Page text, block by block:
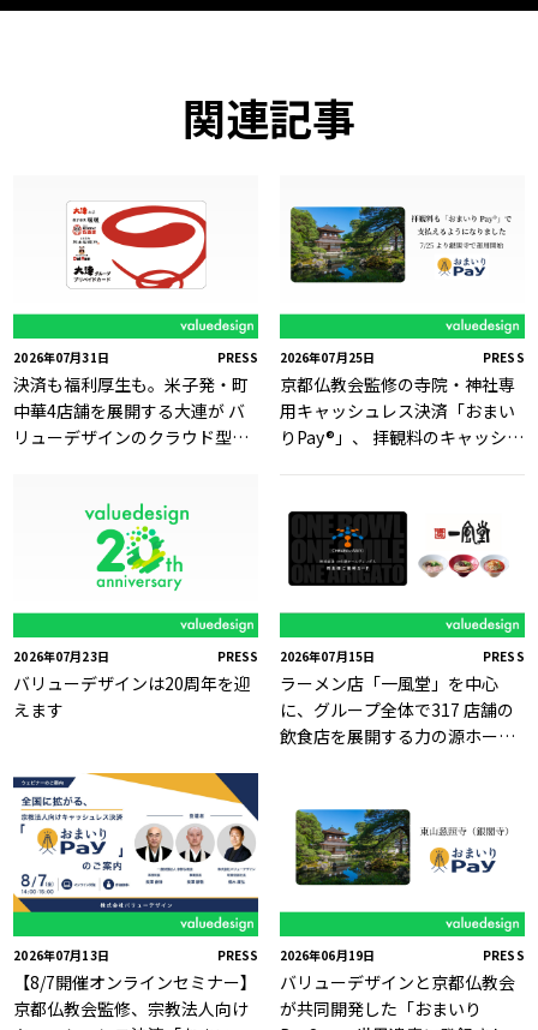
関連記事
2026年07月31日 PRESS
決済も福利厚生も。米子発・町
中華4店舗を展開する大連が バ
リューデザインのクラウド型独
2026年07月25日 PRESS
京都仏教会監修の寺院・神社専
用キャッシュレス決済「おまい
りPay®」、 拝観料のキャッシュ
2026年07月23日 PRESS
バリューデザインは20周年を迎
えます
2026年07月15日 PRESS
ラーメン店「一風堂」を中心
に、グループ全体で317 店舗の
飲食店を展開する力の源ホール
2026年07月13日 PRESS
【8/7開催オンラインセミナー】
京都仏教会監修、宗教法人向け
2026年06月19日 PRESS
バリューデザインと京都仏教会
が共同開発した「おまいり